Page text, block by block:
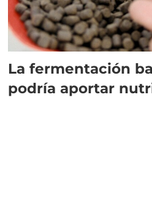
La fermentación
podría aportar